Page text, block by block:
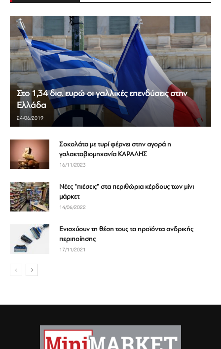
Στο 1,34 δισ. ευρώ οι γαλλικές επενδύσεις στην
Ελλάδα
24/06/2019
Σοκολάτα με τυρί φέρνει στην αγορά η
γαλακτοβιομηχανία ΚΑΡΑΛΗΣ
16/11/2023
Νέες “πιέσεις” στα περιθώρια κέρδους των μίνι
μάρκετ
14/06/2022
Ενισχύουν τη θέση τους τα προϊόντα ανδρικής
περιποίησης
17/11/2021